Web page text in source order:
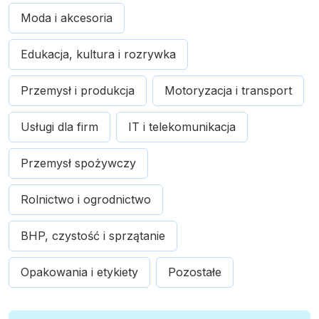
Moda i akcesoria
Edukacja, kultura i rozrywka
Przemysł i produkcja Motoryzacja i transport
Usługi dla firm IT i telekomunikacja
Przemysł spożywczy
Rolnictwo i ogrodnictwo
BHP, czystość i sprzątanie
Opakowania i etykiety Pozostałe